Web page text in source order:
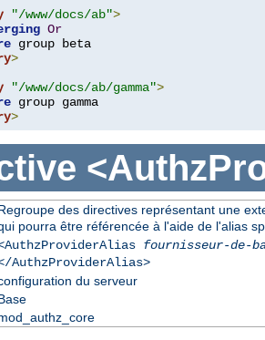
"/www/docs/ab">
Or
>
"/www/docs/ab/gamma">
>
des directives représentant une
pourra être référencée à l'aide de l'alias
fournisseur-de-
AuthzProviderAlias>
du serveur